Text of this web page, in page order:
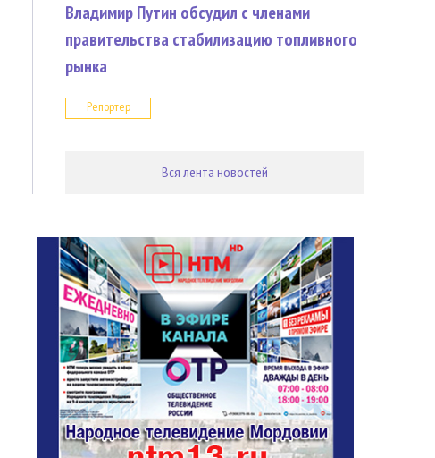
Владимир Путин обсудил с членами
правительства стабилизацию топливного
рынка
Репортер
Вся лента новостей